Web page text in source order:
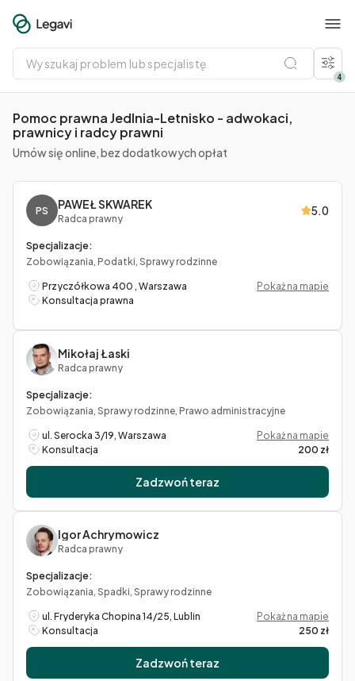
Wyszukaj
problem
lub
specjalistę
4
Pomoc prawna Jedlnia-Letnisko - adwokaci,
prawnicy i radcy prawni
Umów się online, bez dodatkowych opłat
PS PAWEŁ SKWAREK
Radca prawny
5.0
Specjalizacje:
Zobowiązania, Podatki, Sprawy rodzinne
Przyczółkowa 400 , Warszawa
Pokaż na mapie
Konsultacja prawna
Mikołaj Łaski
Radca prawny
Specjalizacje:
Zobowiązania, Sprawy rodzinne, Prawo administracyjne
ul. Serocka 3/19, Warszawa
Pokaż na mapie
Konsultacja
200 zł
Zadzwoń teraz
Igor Achrymowicz
Radca prawny
Specjalizacje:
Zobowiązania, Spadki, Sprawy rodzinne
ul. Fryderyka Chopina 14/25, Lublin
Pokaż na mapie
Konsultacja
250 zł
Zadzwoń teraz